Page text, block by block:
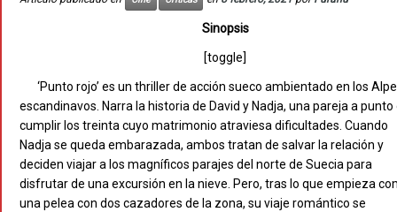
Sinopsis
[toggle]
‘Punto rojo’ es un thriller de acción sueco ambientado en los
escandinavos. Narra la historia de David y Nadja, una pareja a punto
cumplir los treinta cuyo matrimonio atraviesa dificultades. Cuando
Nadja se queda embarazada, ambos tratan de salvar la relación y
deciden viajar a los magníficos parajes del norte de Suecia para
disfrutar de una excursión en la nieve. Pero, tras lo que empieza
una pelea con dos cazadores de la zona, su viaje romántico se